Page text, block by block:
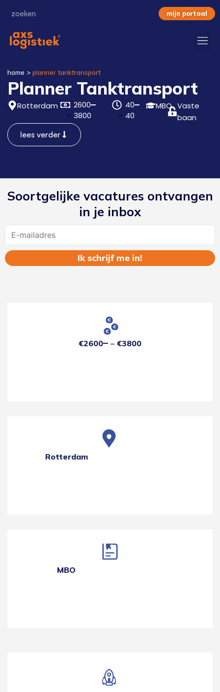
mijn portaal
home > planner tanktransport
Planner Tanktransport
Rotterdam
2600
3800
40
40
MBO Vaste
baan
lees verder
Soortgelijke vacatures ontvangen
in je inbox
€2600 €3800
Rotterdam
MBO